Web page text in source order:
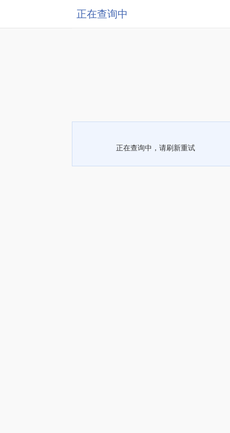
正在查询中
正在查询中，请刷新重试